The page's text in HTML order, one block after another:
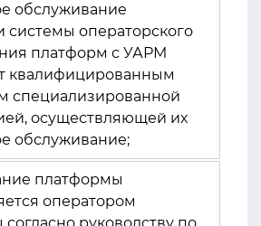
обслуживание
системы операторского
платформ с УАРМ
квалифицированным
специализированной
осуществляющей их
обслуживание;
платформы
оператором